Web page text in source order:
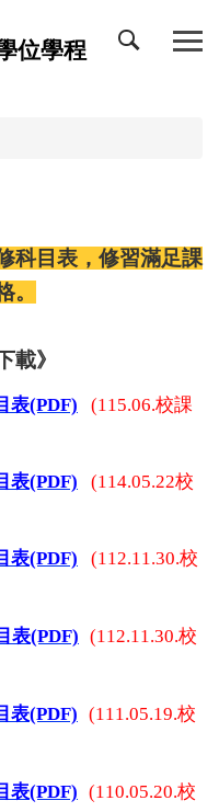
位學程
科目表，修習滿足課
。
載》
表(PDF)
(115.06.校課
表(PDF)
(114.05.22校
表(PDF)
(112.11.30.校
表(PDF) (112.11.30.校
表(PDF) (111.05.19.校
表(PDF) (110.05.20.校